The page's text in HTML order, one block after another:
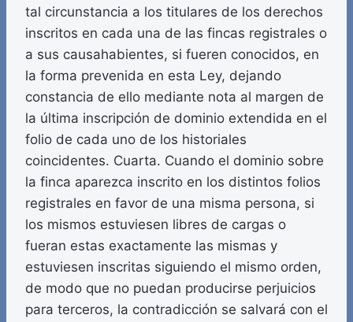
tal circunstancia a los titulares de los derechos
inscritos en cada una de las fincas registrales o
a sus causahabientes, si fueren conocidos, en
la forma prevenida en esta Ley, dejando
constancia de ello mediante nota al margen de
la última inscripción de dominio extendida en el
folio de cada uno de los historiales
coincidentes. Cuarta. Cuando el dominio sobre
la finca aparezca inscrito en los distintos folios
registrales en favor de una misma persona, si
los mismos estuviesen libres de cargas o
fueran estas exactamente las mismas y
estuviesen inscritas siguiendo el mismo orden,
de modo que no puedan producirse perjuicios
para terceros, la contradicción se salvará con el